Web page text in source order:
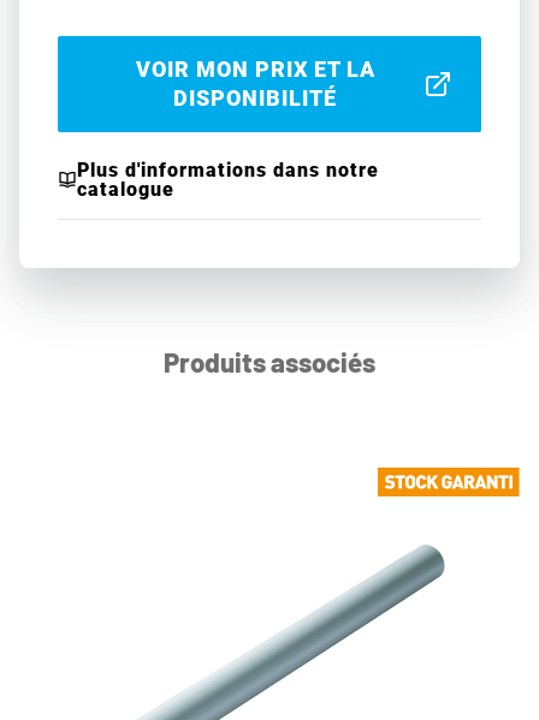
VOIR MON PRIX ET LA
DISPONIBILITÉ
Plus d'informations dans notre
catalogue
Produits associés